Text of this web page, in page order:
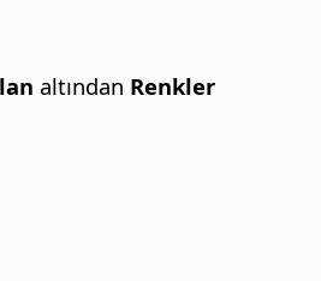
altından Renkler